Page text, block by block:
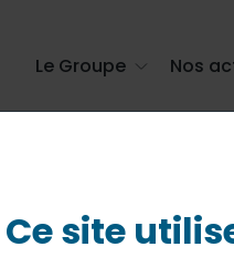
Le Groupe Nos
FINANCE
Ce site